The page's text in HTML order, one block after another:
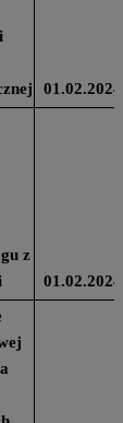
01.02.2024
z
01.02.2024